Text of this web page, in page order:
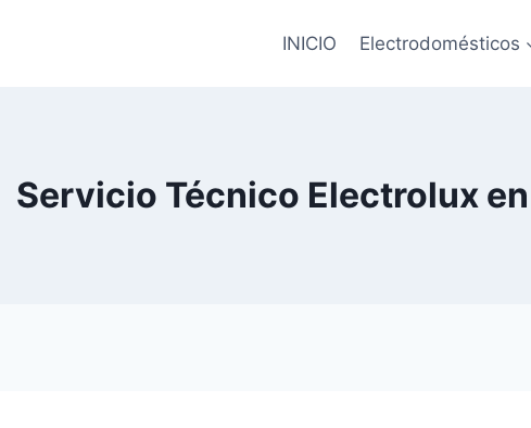
INICIO Electrodomésticos
Servicio Técnico Electrolux